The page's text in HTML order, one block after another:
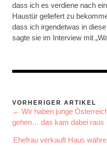
dass ich es verdiene nach
Haustür geliefert zu
dass ich irgendetwas in
sagte sie im Interview mit
VORHERIGER ARTIKEL
← Wir haben junge
gehen… das kam dabei raus
Ehefrau verkauft Haus